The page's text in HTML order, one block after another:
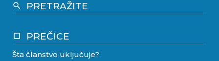
search PRETRAŽITE
crop_square PREČICE
Šta članstvo uključuje?